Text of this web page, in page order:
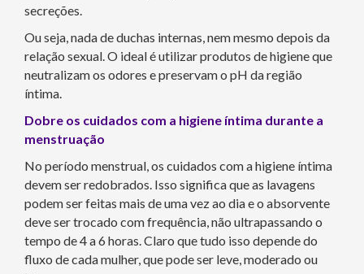
secreções.
Ou seja, nada de duchas internas, nem mesmo depois da
relação sexual. O ideal é utilizar produtos de higiene que
neutralizam os odores e preservam o pH da região
íntima.
Dobre os cuidados com a higiene íntima durante a
menstruação
No período menstrual, os cuidados com a higiene íntima
devem ser redobrados. Isso significa que as lavagens
podem ser feitas mais de uma vez ao dia e o absorvente
deve ser trocado com frequência, não ultrapassando o
tempo de 4 a 6 horas. Claro que tudo isso depende do
fluxo de cada mulher, que pode ser leve, moderado ou